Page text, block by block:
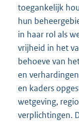
toegankelijk
hun
in haar rol als
vrijheid in het
behoeve van
en
en kaders
wetgeving,
verplichtingen.